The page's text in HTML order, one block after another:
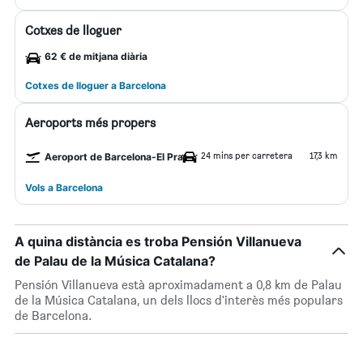
Cotxes de lloguer
62 € de mitjana diària
Cotxes de lloguer a Barcelona
Aeroports més propers
Aeroport de Barcelona-El Prat 24 mins per carretera 17,3 km
Vols a Barcelona
A quina distància es troba Pensión Villanueva
de Palau de la Música Catalana?
Pensión Villanueva està aproximadament a 0,8 km de Palau
de la Música Catalana, un dels llocs d'interès més populars
de Barcelona.